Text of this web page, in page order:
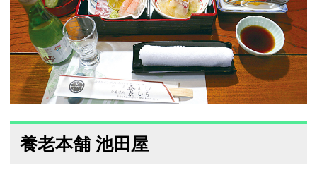
養老本舗 池田屋